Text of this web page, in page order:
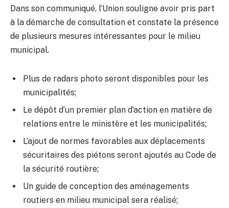
Dans son communiqué, l’Union souligne avoir pris part
à la démarche de consultation et constate la présence
de plusieurs mesures intéressantes pour le milieu
municipal.
Plus de radars photo seront disponibles pour les
municipalités;
Le dépôt d’un premier plan d’action en matière de
relations entre le ministère et les municipalités;
L’ajout de normes favorables aux déplacements
sécuritaires des piétons seront ajoutés au Code de
la sécurité routière;
Un guide de conception des aménagements
routiers en milieu municipal sera réalisé;